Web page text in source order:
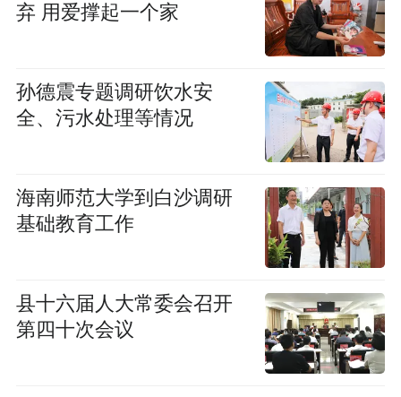
弃 用爱撑起一个家
孙德震专题调研饮水安
全、污水处理等情况
海南师范大学到白沙调研
基础教育工作
县十六届人大常委会召开
第四十次会议